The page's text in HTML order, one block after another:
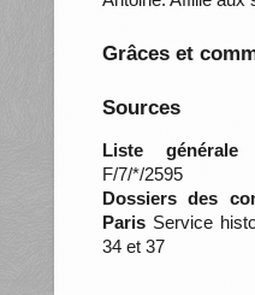
Grâces et
Sources
Liste
F/7/*/2595
Dossiers des
ParisService
34 et 37